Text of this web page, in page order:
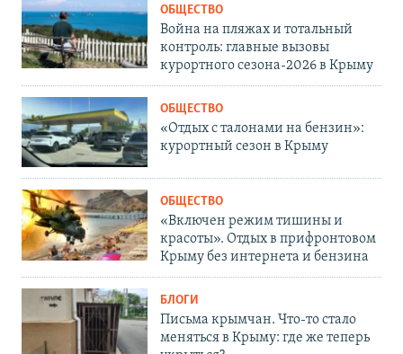
ОБЩЕСТВО
Война на пляжах и тотальный
контроль: главные вызовы
курортного сезона-2026 в Крыму
ОБЩЕСТВО
«Отдых с талонами на бензин»:
курортный сезон в Крыму
ОБЩЕСТВО
«Включен режим тишины и
красоты». Отдых в прифронтовом
Крыму без интернета и бензина
БЛОГИ
Письма крымчан. Что-то стало
меняться в Крыму: где же теперь